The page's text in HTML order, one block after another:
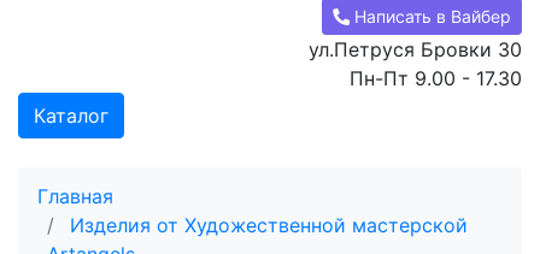
Написать в Вайбер
ул.Петруся Бровки 30
Пн-Пт 9.00 - 17.30
Каталог
Главная
Изделия от Художественной мастерской